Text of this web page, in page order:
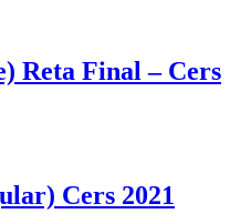
Reta Final – Cers
Cers 2021